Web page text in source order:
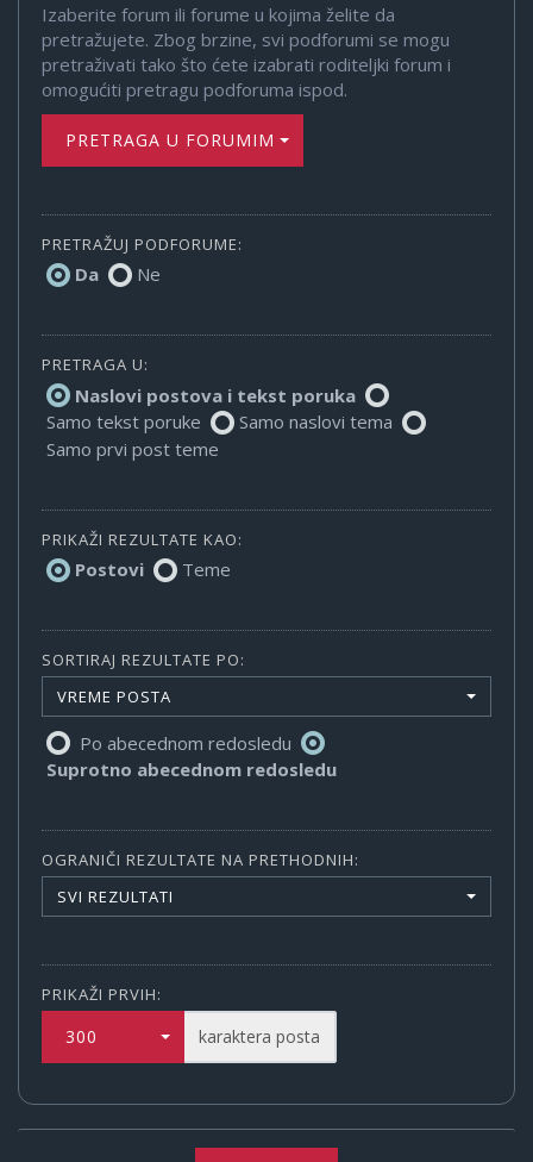
Izaberite forum ili forume u kojima želite da
pretražujete. Zbog brzine, svi podforumi se mogu
pretraživati tako što ćete izabrati roditeljki forum i
omogućiti pretragu podforuma ispod.
PRETRAGA U FORUMIMA
PRETRAŽUJ PODFORUME:
Da Ne
PRETRAGA U:
Naslovi postova i tekst poruka
Samo tekst poruke
Samo naslovi tema
Samo prvi post teme
PRIKAŽI REZULTATE KAO:
Postovi Teme
SORTIRAJ REZULTATE PO:
VREME POSTA
Po abecednom redosledu
Suprotno abecednom redosledu
OGRANIČI REZULTATE NA PRETHODNIH:
SVI REZULTATI
PRIKAŽI PRVIH:
300 karaktera posta